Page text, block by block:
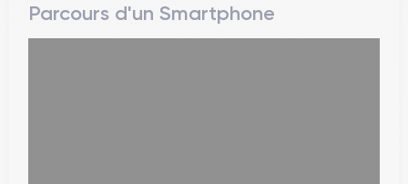
Parcours d'un Smartphone